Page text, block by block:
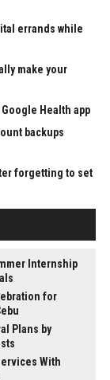
errands while
make your
Health app
backups
forgetting to set
Internship
for
Plans by
With